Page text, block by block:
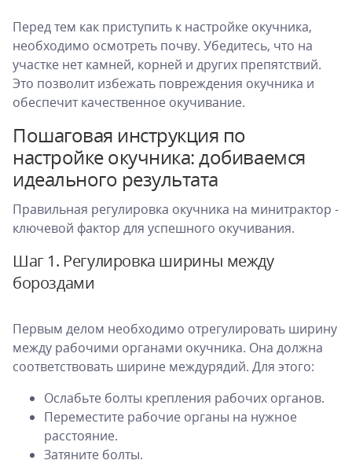
Перед тем как приступить к настройке окучника,
необходимо осмотреть почву. Убедитесь, что на
участке нет камней, корней и других препятствий.
Это позволит избежать повреждения окучника и
обеспечит качественное окучивание.
Пошаговая инструкция по
настройке окучника: добиваемся
идеального результата
Правильная регулировка окучника на минитрактор -
ключевой фактор для успешного окучивания.
Шаг 1. Регулировка ширины между
бороздами
Первым делом необходимо отрегулировать ширину
между рабочими органами окучника. Она должна
соответствовать ширине междурядий. Для этого:
Ослабьте болты крепления рабочих органов.
Переместите рабочие органы на нужное
расстояние.
Затяните болты.